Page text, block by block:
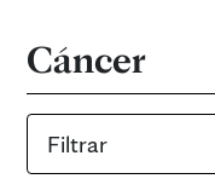
Cáncer
Filtrar